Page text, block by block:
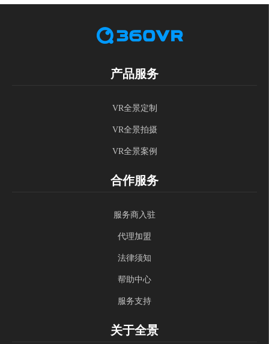
产品服务
VR全景定制
VR全景拍摄
VR全景案例
合作服务
服务商入驻
代理加盟
法律须知
帮助中心
服务支持
关于全景